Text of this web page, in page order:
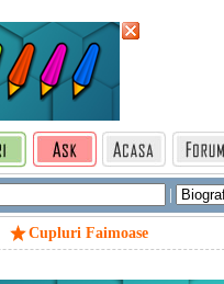
|
Cupluri Faimoase